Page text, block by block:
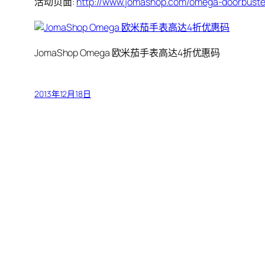
JomaShop Omega 欧米茄手表高达4折优惠码
2013年12月18日